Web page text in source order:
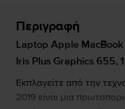
Περιγραφή
Laptop Apple MacBook
Iris Plus Graphics 655,
Εκπλαγείτε από την
2019 είναι μια